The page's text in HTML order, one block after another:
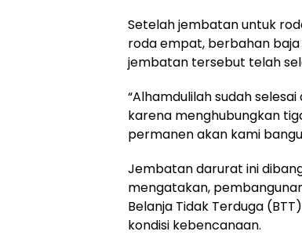
Setelah jembatan untuk
roda empat, berbahan
jembatan tersebut telah
“Alhamdulilah sudah
karena menghubungkan
permanen akan kami
Jembatan darurat ini
mengatakan,
Belanja Tidak Terduga
kondisi kebencanaan.